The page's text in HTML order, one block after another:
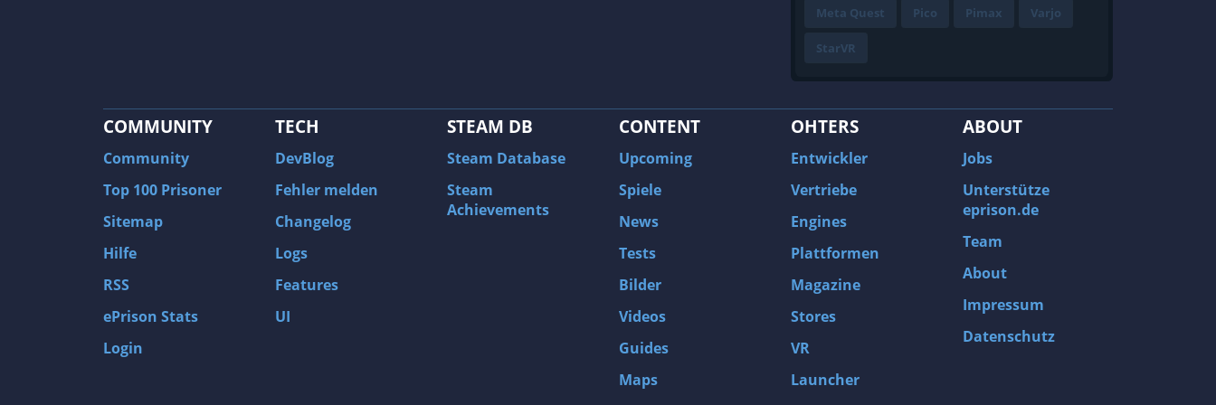
Meta Quest Pico Pimax Varjo
StarVR
COMMUNITY
Community
Top 100 Prisoner
Sitemap
Hilfe
RSS
ePrison Stats
Login
TECH
DevBlog
Fehler melden
Changelog
Logs
Features
UI
STEAM DB
Steam Database
Steam
Achievements
CONTENT
Upcoming
Spiele
News
Tests
Bilder
Videos
Guides
Maps
OHTERS
Entwickler
Vertriebe
Engines
Plattformen
Magazine
Stores
VR
Launcher
ABOUT
Jobs
Unterstütze
eprison.de
Team
About
Impressum
Datenschutz